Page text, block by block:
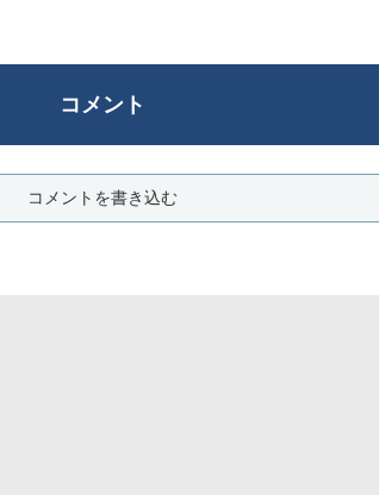
コメント
コメントを書き込む